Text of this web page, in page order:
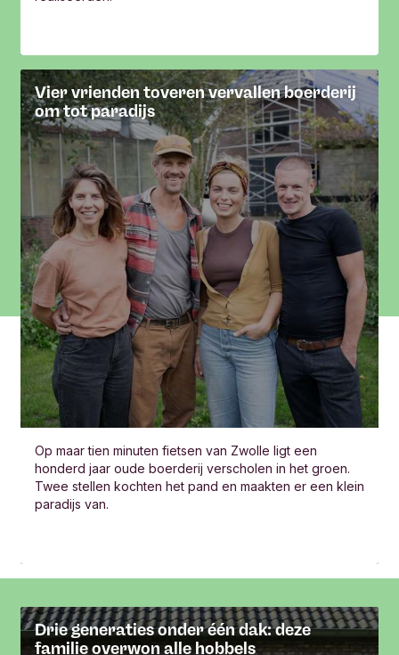
Vier vrienden toveren vervallen boerderij
om tot paradijs
Op maar tien minuten fietsen van Zwolle ligt een
honderd jaar oude boerderij verscholen in het groen.
Twee stellen kochten het pand en maakten er een klein
paradijs van.
Drie generaties onder één dak: deze
familie overwon alle hobbels